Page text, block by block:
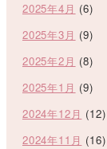
2025年4月 (6)
2025年3月 (9)
2025年2月 (8)
2025年1月 (9)
2024年12月 (12)
2024年11月 (16)